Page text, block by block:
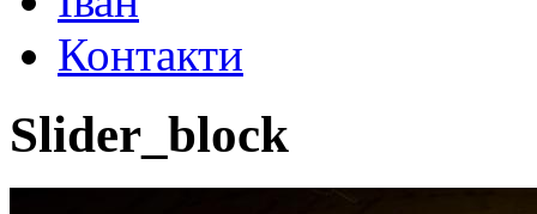
Контакти
Slider_block